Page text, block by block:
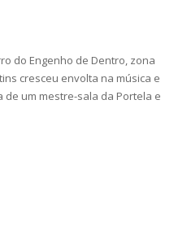
do Engenho de Dentro, zona
cresceu envolta na música e
de um mestre-sala da Portela e